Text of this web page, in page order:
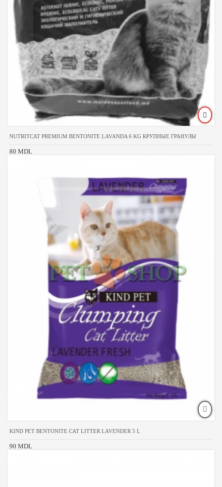
NUTRITCAT PREMIUM BENTONITE LAVANDA 6 KG КРУПНЫЕ ГРАНУЛЫ
80 MDL
KIND PET BENTONITE CAT LITTER LAVENDER 5 L
90 MDL